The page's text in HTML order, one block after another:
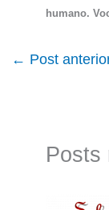
humano.
← Post
Posts